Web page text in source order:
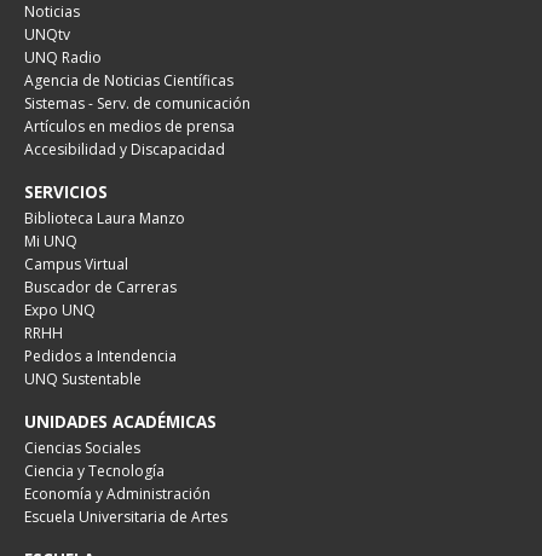
Noticias
UNQtv
UNQ Radio
Agencia de Noticias Científicas
Sistemas - Serv. de comunicación
Artículos en medios de prensa
Accesibilidad y Discapacidad
SERVICIOS
Biblioteca Laura Manzo
Mi UNQ
Campus Virtual
Buscador de Carreras
Expo UNQ
RRHH
Pedidos a Intendencia
UNQ Sustentable
UNIDADES ACADÉMICAS
Ciencias Sociales
Ciencia y Tecnología
Economía y Administración
Escuela Universitaria de Artes